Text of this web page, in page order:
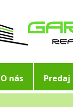
O nás Predaj